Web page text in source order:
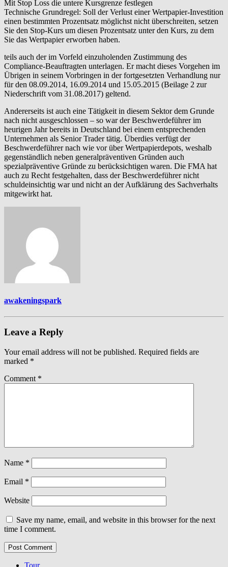
Mit Stop Loss die untere Kursgrenze festlegen
Technische Grundregel: Soll der Verlust einer Wertpapier-Investition
einen bestimmten Prozentsatz möglichst nicht überschreiten, setzen
Sie den Stop-Kurs um diesen Prozentsatz unter den Kurs, zu dem
Sie das Wertpapier erworben haben.
teils auch der im Vorfeld einzuholenden Zustimmung des
Compliance-Beauftragten unterlagen. Er macht dieses Vorgehen im
Übrigen in seinem Vorbringen in der fortgesetzten Verhandlung nur
für den 08.09.2014, 16.09.2014 und 15.05.2015 (Beilage 2 zur
Niederschrift vom 31.08.2017) geltend.
Andererseits ist auch eine Tätigkeit in diesem Sektor dem Grunde
nach nicht ausgeschlossen – so war der Beschwerdeführer im
heurigen Jahr bereits in Deutschland bei einem entsprechenden
Unternehmen als Senior Trader tätig. Überdies verfügt der
Beschwerdeführer nach wie vor über Wertpapierdepots, weshalb
gegenständlich neben generalpräventiven Gründen auch
spezialpräventive Gründe zu berücksichtigen waren. Die FMA hat
auch zu Recht festgehalten, dass der Beschwerdeführer nicht
schuldeinsichtig war und nicht an der Aufklärung des Sachverhalts
mitgewirkt hat.
awakeningspark
Leave a Reply
Your email address will not be published. Required fields are
marked *
Comment *
Name *
Email *
Website
Save my name, email, and website in this browser for the next
time I comment.
Tour